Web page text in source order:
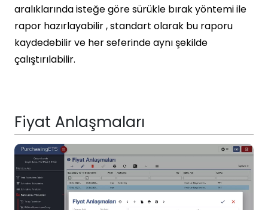
aralıklarında isteğe göre sürükle bırak yöntemi ile
rapor hazırlayabilir , standart olarak bu raporu
kaydedebilir ve her seferinde aynı şekilde
çalıştırılabilir.
Fiyat Anlaşmaları